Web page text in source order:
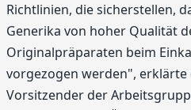
Richtlinien, die sicherstellen,
Generika von hoher Qualität
Originalpräparaten beim
vorgezogen werden", erklärte
Vorsitzender der